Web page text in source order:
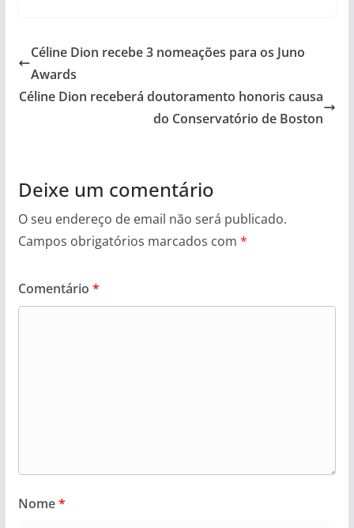
Céline Dion recebe 3 nomeações para os Juno
Awards
Céline Dion receberá doutoramento honoris causa
do Conservatório de Boston
Deixe um comentário
O seu endereço de email não será publicado.
Campos obrigatórios marcados com *
Comentário *
Nome*